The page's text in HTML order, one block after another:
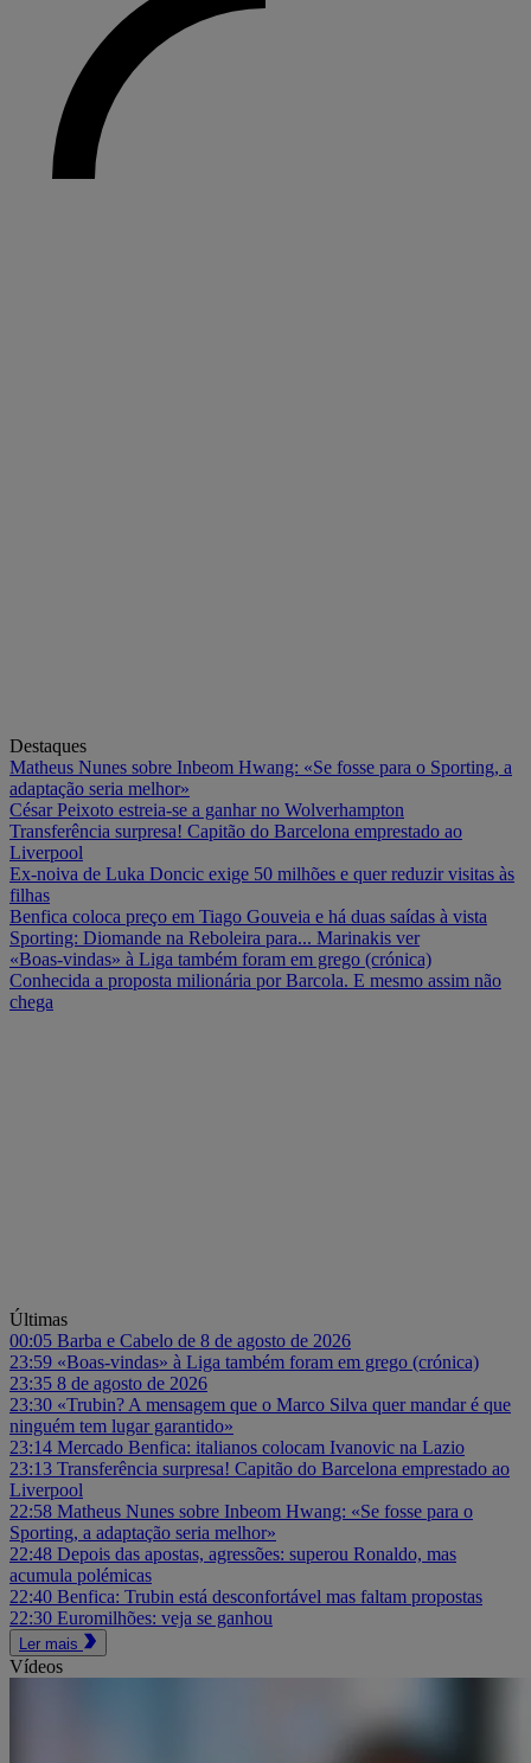
Destaques
Matheus Nunes sobre Inbeom Hwang: «Se fosse para o Sporting, a
adaptação seria melhor»
César Peixoto estreia-se a ganhar no Wolverhampton
Transferência surpresa! Capitão do Barcelona emprestado ao
Liverpool
Ex-noiva de Luka Doncic exige 50 milhões e quer reduzir visitas às
filhas
Benfica coloca preço em Tiago Gouveia e há duas saídas à vista
Sporting: Diomande na Reboleira para... Marinakis ver
«Boas-vindas» à Liga também foram em grego (crónica)
Conhecida a proposta milionária por Barcola. E mesmo assim não
chega
Últimas
00:05 Barba e Cabelo de 8 de agosto de 2026
23:59 «Boas-vindas» à Liga também foram em grego (crónica)
23:35 8 de agosto de 2026
23:30 «Trubin? A mensagem que o Marco Silva quer mandar é que
ninguém tem lugar garantido»
23:14 Mercado Benfica: italianos colocam Ivanovic na Lazio
23:13 Transferência surpresa! Capitão do Barcelona emprestado ao
Liverpool
22:58 Matheus Nunes sobre Inbeom Hwang: «Se fosse para o
Sporting, a adaptação seria melhor»
22:48 Depois das apostas, agressões: superou Ronaldo, mas
acumula polémicas
22:40 Benfica: Trubin está desconfortável mas faltam propostas
22:30 Euromilhões: veja se ganhou
Ler mais
Vídeos